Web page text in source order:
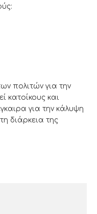
πολιτών για την
κατοίκους και
για την κάλυψη
διάρκεια της